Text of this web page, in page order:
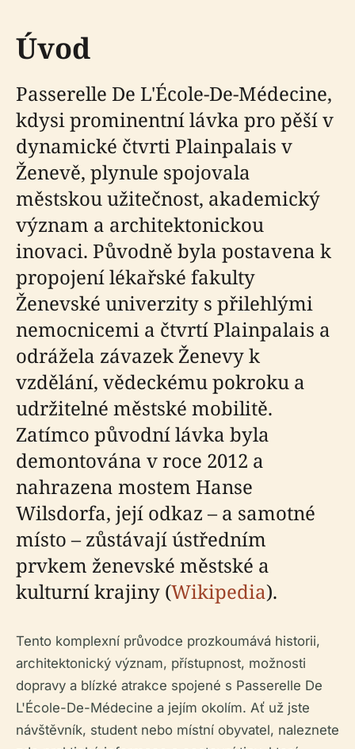
Úvod
Passerelle De L'École-De-Médecine,
kdysi prominentní lávka pro pěší v
dynamické čtvrti Plainpalais v
Ženevě, plynule spojovala
městskou užitečnost, akademický
význam a architektonickou
inovaci. Původně byla postavena k
propojení lékařské fakulty
Ženevské univerzity s přilehlými
nemocnicemi a čtvrtí Plainpalais a
odrážela závazek Ženevy k
vzdělání, vědeckému pokroku a
udržitelné městské mobilitě.
Zatímco původní lávka byla
demontována v roce 2012 a
nahrazena mostem Hanse
Wilsdorfa, její odkaz – a samotné
místo – zůstávají ústředním
prvkem ženevské městské a
kulturní krajiny (Wikipedia).
Tento komplexní průvodce prozkoumává historii,
architektonický význam, přístupnost, možnosti
dopravy a blízké atrakce spojené s Passerelle De
L'École-De-Médecine a jejím okolím. Ať už jste
návštěvník, student nebo místní obyvatel, naleznete